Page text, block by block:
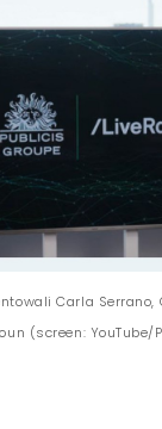
Carla Serrano,
(screen: YouTube/